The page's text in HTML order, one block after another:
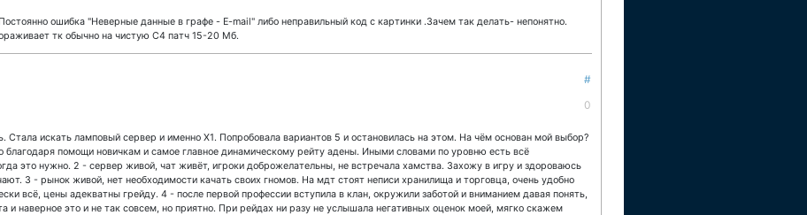
ошибка "Неверные данные в графе - E-mail" либо неправильный код с картинки .Зачем так делать- непонятно.
тк обычно на чистую С4 патч 15-20 Мб.
#
0
Стала искать ламповый сервер и именно Х1. Попробовала вариантов 5 и остановилась на этом. На чём основан мой выбор?
благодаря помощи новичкам и самое главное динамическому рейту адены. Иными словами по уровню есть всё
это нужно. 2 - сервер живой, чат живёт, игроки доброжелательны, не встречала хамства. Захожу в игру и здороваюсь
3 - рынок живой, нет необходимости качать своих гномов. На мдт стоят неписи хранилища и торговца, очень удобно
всё, цены адекватны грейду. 4 - после первой профессии вступила в клан, окружили заботой и вниманием давая понять,
и наверное это и не так совсем, но приятно. При рейдах ни разу не услышала негативных оценок моей, мягко скажем